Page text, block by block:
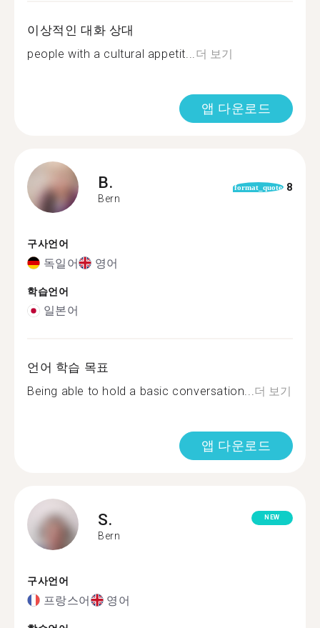
이상적인 대화 상대
people with a cultural appetit...더 보기
앱 다운로드
B.
Bern
format_quote 8
구사언어
독일어 영어
학습언어
일본어
언어 학습 목표
Being able to hold a basic conversation...더 보기
앱 다운로드
S.
Bern
NEW
구사언어
프랑스어 영어